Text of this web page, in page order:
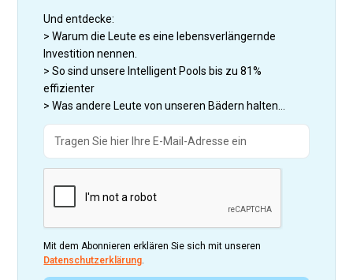
Und entdecke:
> Warum die Leute es eine lebensverlängernde
Investition nennen.
> So sind unsere Intelligent Pools bis zu 81%
effizienter
> Was andere Leute von unseren Bädern halten...
Mit dem Abonnieren erklären Sie sich mit unseren
Datenschutzerklärung.